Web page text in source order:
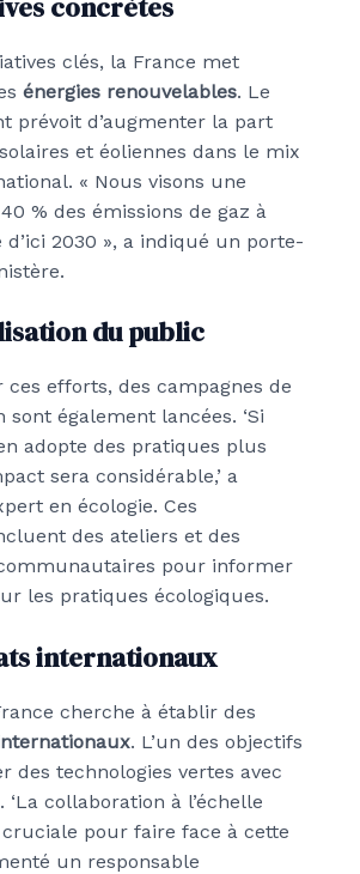
clés, la France met
énergies renouvelables. Le
prévoit d’augmenter la part
et éoliennes dans le mix
« Nous visons une
% des émissions de gaz à
2030 », a indiqué un porte-
du public
ces efforts, des campagnes de
sont également lancées. ‘Si
adopte des pratiques plus
sera considérable,’ a
en écologie. Ces
des ateliers et des
pour informer
les pratiques écologiques.
internationaux
cherche à établir des
. L’un des objectifs
des technologies vertes avec
‘La collaboration à l’échelle
pour faire face à cette
un responsable